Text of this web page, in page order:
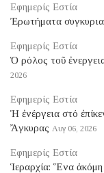
Εφημερίς Εστία
Ἐρωτήματα
Εφημερίς Εστία
Ὁ ρόλος τοῦ
2026
Εφημερίς Εστία
Ἡ ἐνέργεια στό
Ἄγκυρας Αυγ 06, 2026
Εφημερίς Εστία
Ἱεραρχία: Ἕνα